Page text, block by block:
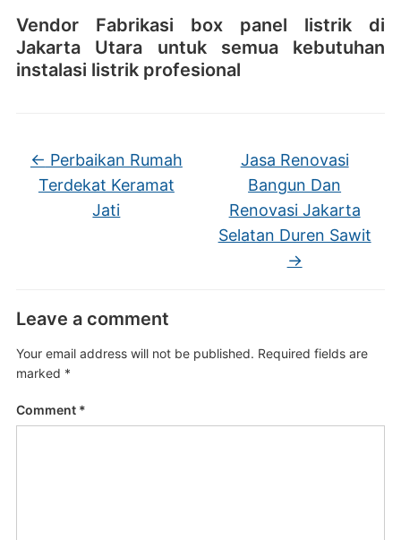
Vendor Fabrikasi box panel listrik di
Jakarta Utara untuk semua kebutuhan
instalasi listrik profesional
← Perbaikan Rumah
Terdekat Keramat
Jati
Jasa Renovasi
Bangun Dan
Renovasi Jakarta
Selatan Duren Sawit
→
Leave a comment
Your email address will not be published. Required fields are
marked *
Comment *